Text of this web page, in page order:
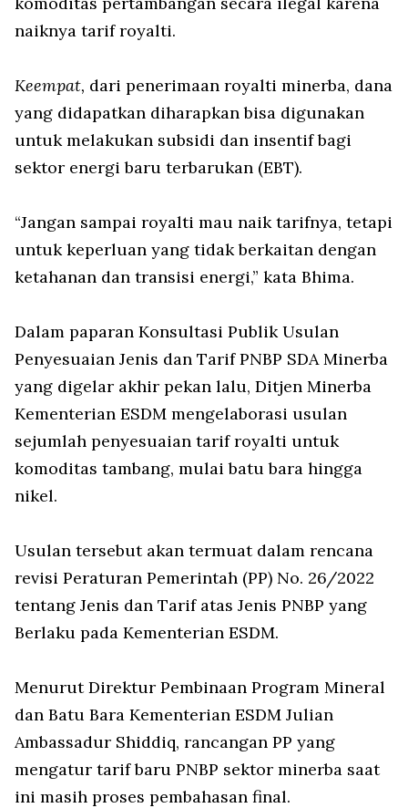
naiknya tarif royalti.
Keempat, dari penerimaan royalti minerba, dana
yang didapatkan diharapkan bisa digunakan
untuk melakukan subsidi dan insentif bagi
sektor energi baru terbarukan (EBT).
“Jangan sampai royalti mau naik tarifnya, tetapi
untuk keperluan yang tidak berkaitan dengan
ketahanan dan transisi energi,” kata Bhima.
Dalam paparan Konsultasi Publik Usulan
Penyesuaian Jenis dan Tarif PNBP SDA Minerba
yang digelar akhir pekan lalu, Ditjen Minerba
Kementerian ESDM mengelaborasi usulan
sejumlah penyesuaian tarif royalti untuk
komoditas tambang, mulai batu bara hingga
nikel.
Usulan tersebut akan termuat dalam rencana
revisi Peraturan Pemerintah (PP) No. 26/2022
tentang Jenis dan Tarif atas Jenis PNBP yang
Berlaku pada Kementerian ESDM.
Menurut Direktur Pembinaan Program Mineral
dan Batu Bara Kementerian ESDM Julian
Ambassadur Shiddiq, rancangan PP yang
mengatur tarif baru PNBP sektor minerba saat
ini masih proses pembahasan final.